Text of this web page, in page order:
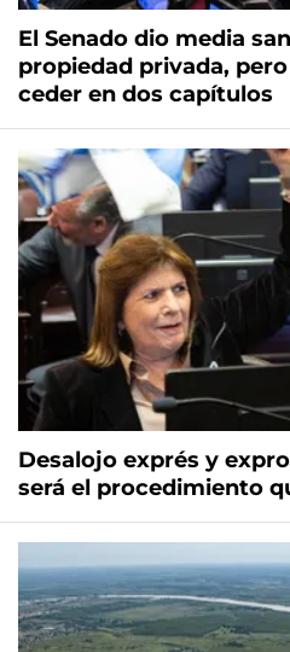
El Senado dio media
propiedad privada,
ceder en dos capítulos
Desalojo exprés y
será el procedimiento